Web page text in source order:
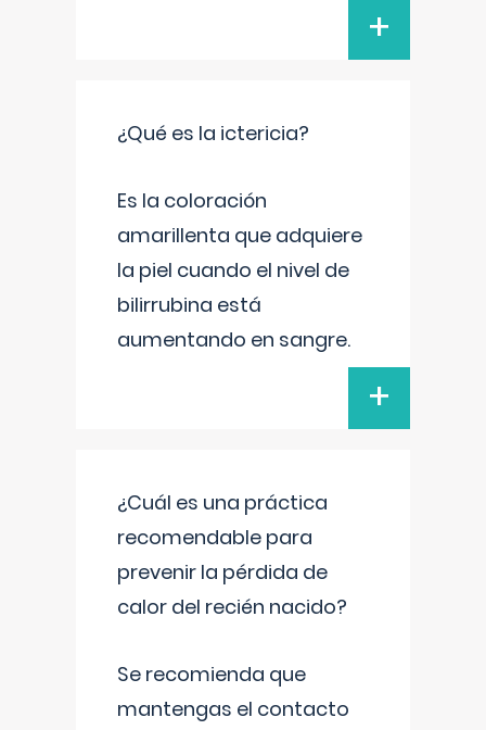
+
¿Qué es la ictericia?
Es la coloración
amarillenta que adquiere
la piel cuando el nivel de
bilirrubina está
aumentando en sangre.
+
¿Cuál es una práctica
recomendable para
prevenir la pérdida de
calor del recién nacido?
Se recomienda que
mantengas el contacto